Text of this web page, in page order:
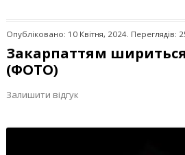
Опубліковано: 10 Квітня, 2024. Переглядів:
Закарпаттям шириться
(ФОТО)
Залишити відгук